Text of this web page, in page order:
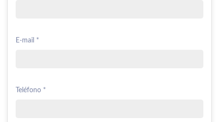
E-mail *
Teléfono *